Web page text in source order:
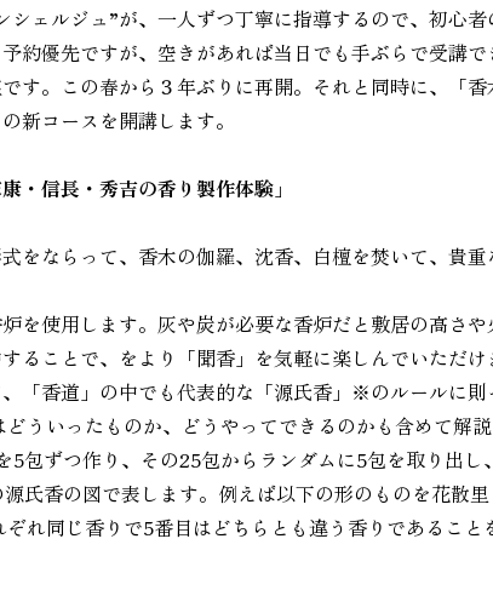
ェルジュ”が、一人ずつ丁寧に指導するので、初心
約優先ですが、空きがあれば当日でも手ぶらで受講
す。この春から３年ぶりに再開。それと同時に、「
新コースを開講します。
・信長・秀吉の香り製作体験」
をならって、香木の伽羅、沈香、白檀を焚いて、貴
を使用します。灰や炭が必要な香炉だと敷居の高さ
ることで、 を より「聞香」を気軽に楽しんでいただ
「香道」の中でも代表的な「源氏香」※のルールに
ういったものか、どうやってできるのかも含めて解説
ずつ作り、その25包からランダムに5包を取り出し
氏香の図で表します。例えば以下の形のものを花散
れ同じ香りで5番目はどちらとも違う香りであること